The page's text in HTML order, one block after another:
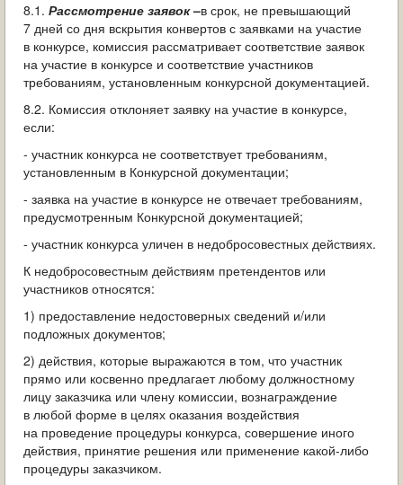
8.1. Рассмотрение заявок–в срок, не превышающий
7 дней со дня вскрытия конвертов с заявками на участие
в конкурсе, комиссия рассматривает соответствие заявок
на участие в конкурсе и соответствие участников
требованиям, установленным конкурсной документацией.
8.2. Комиссия отклоняет заявку на участие в конкурсе,
если:
- участник конкурса не соответствует требованиям,
установленным в Конкурсной документации;
- заявка на участие в конкурсе не отвечает требованиям,
предусмотренным Конкурсной документацией;
- участник конкурса уличен в недобросовестных действиях.
К недобросовестным действиям претендентов или
участников относятся:
1) предоставление недостоверных сведений и/или
подложных документов;
2) действия, которые выражаются в том, что участник
прямо или косвенно предлагает любому должностному
лицу заказчика или члену комиссии, вознаграждение
в любой форме в целях оказания воздействия
на проведение процедуры конкурса, совершение иного
действия, принятие решения или применение какой-либо
процедуры заказчиком.